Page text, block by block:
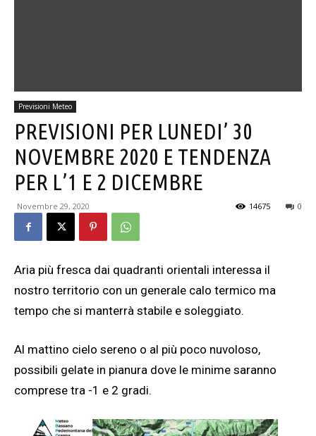
Previsioni Meteo
PREVISIONI PER LUNEDI’ 30
NOVEMBRE 2020 E TENDENZA
PER L’1 E 2 DICEMBRE
Novembre 29, 2020 0
14675
Aria più fresca dai quadranti orientali interessa il
nostro territorio con un generale calo termico ma
tempo che si manterrà stabile e soleggiato.
Al mattino cielo sereno o al più poco nuvoloso,
possibili gelate in pianura dove le minime saranno
comprese tra -1 e 2 gradi.